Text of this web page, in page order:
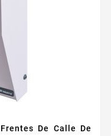
De Calle De